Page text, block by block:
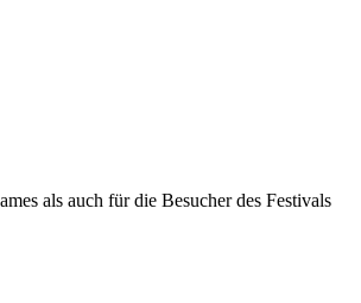
als auch für die Besucher des Festivals